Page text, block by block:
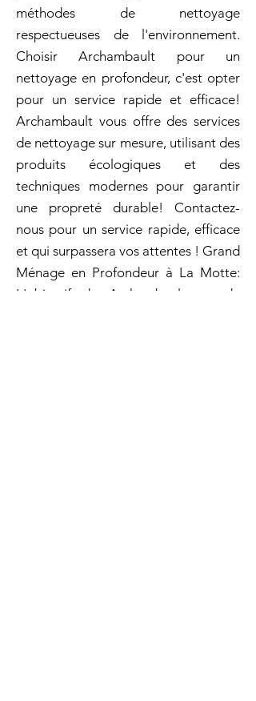
méthodes de nettoyage
respectueuses de l'environnement.
Choisir Archambault pour un
nettoyage en profondeur, c'est opter
pour un service rapide et efficace!
Archambault vous offre des services
de nettoyage sur mesure, utilisant des
produits écologiques et des
techniques modernes pour garantir
une propreté durable! Contactez-
nous pour un service rapide, efficace
et qui surpassera vos attentes ! Grand
Ménage en Profondeur à La Motte:
L'objectif de Archambault est de